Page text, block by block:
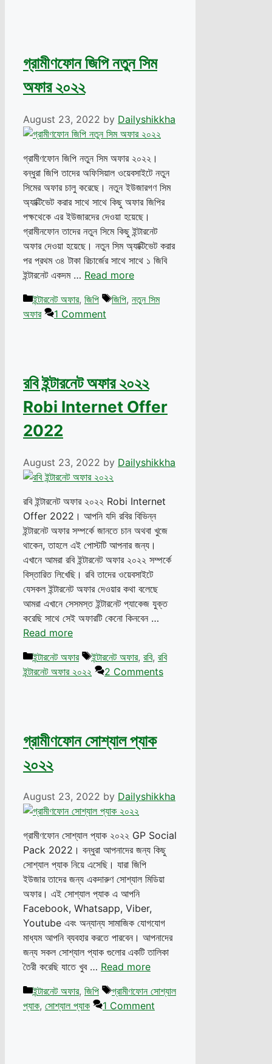
গ্রামীণফোন জিপি নতুন সিম
অফার ২০২২
August 23, 2022 by Dailyshikkha
গ্রামীণফোন জিপি নতুন সিম অফার ২০২২।
বন্ধুরা জিপি তাদের অফিসিয়াল ওয়েবসাইটে নতুন
সিমের অফার চালু করেছে। নতুন ইউজারগণ সিম
অ্যাক্টিভেট করার সাথে সাথে কিছু অফার জিপির
পক্ষথেকে এর ইউজারদের দেওয়া হয়েছে।
গ্রামীনফোন তাদের নতুন সিমে কিছু ইন্টারনেট
অফার দেওয়া হয়েছে। নতুন সিম অ্যাক্টিভেট করার
পর প্রথম ৩৪ টাকা রিচার্জের সাথে সাথে ১ জিবি
ইন্টারনেট একদম … Read more
Categories
ইন্টারনেট অফার, জিপি Tags
জিপি, নতুন সিম
অফার
1 Comment
রবি ইন্টারনেট অফার ২০২২
Robi Internet Offer
2022
August 23, 2022 by Dailyshikkha
রবি ইন্টারনেট অফার ২০২২ Robi Internet
Offer 2022। আপনি যদি রবির বিভিন্ন
ইন্টারনেট অফার সম্পর্কে জানতে চান অথবা খুজে
থাকেন, তাহলে এই পোস্টটি আপনার জন্য।
এখানে আমরা রবি ইন্টারনেট অফার ২০২২ সম্পর্কে
বিস্তারিত লিখেছি। রবি তাদের ওয়েবসাইটে
যেসকল ইন্টারনেট অফার দেওয়ার কথা বলেছে
আমরা এখানে সেসমস্ত ইন্টারনেট প্যাকেজ যুক্ত
করেছি সাথে সেই অফারটি কেনো কিনবেন …
Read more
Categories
ইন্টারনেট অফার Tags
ইন্টারনেট অফার, রবি, রবি
ইন্টারনেট অফার ২০২২
2 Comments
গ্রামীণফোন সোশ্যাল প্যাক
২০২২
August 23, 2022 by Dailyshikkha
গ্রামীণফোন সোশ্যাল প্যাক ২০২২ GP Social
Pack 2022। বন্ধুরা আপনাদের জন্য কিছু
সোশ্যাল প্যাক নিয়ে এসেছি। যারা জিপি
ইউজার তাদের জন্য একদারুণ সোশ্যাল মিডিয়া
অফার। এই সোশ্যাল প্যাক এ আপনি
Facebook, Whatsapp, Viber,
Youtube এবং অন্যান্য সামাজিক যোগযোগ
মাধ্যম আপনি ব্যবহার করতে পারবেন। আপনাদের
জন্য সকল সোশ্যাল প্যাক গুলোর একটি তালিকা
তৈরী করেছি যাতে খুব … Read more
Categories
ইন্টারনেট অফার, জিপি Tags
গ্রামীণফোন সোশ্যাল
প্যাক, সোশ্যাল প্যাক 1 Comment